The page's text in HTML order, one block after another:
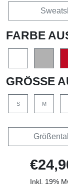
FARBE
GRÖSSE
S M
Inkl. 19%